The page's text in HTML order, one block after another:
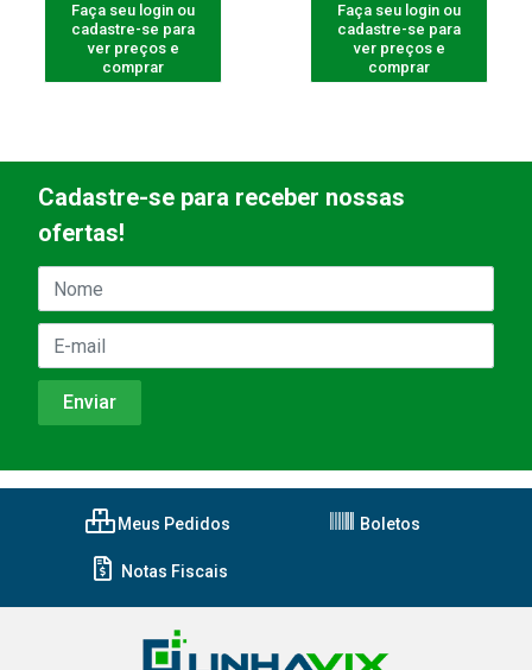
Faça seu login ou
cadastre-se para
ver preços e
comprar
Faça seu login ou
cadastre-se para
ver preços e
comprar
Cadastre-se para receber nossas
ofertas!
Meus Pedidos Boletos
Notas Fiscais